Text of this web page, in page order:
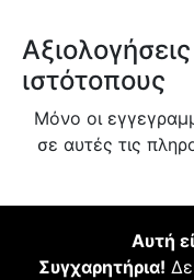
ιστότοπους
Μόνο οι
σε αυτές τις
Αυτή
Συγχαρητήρια!